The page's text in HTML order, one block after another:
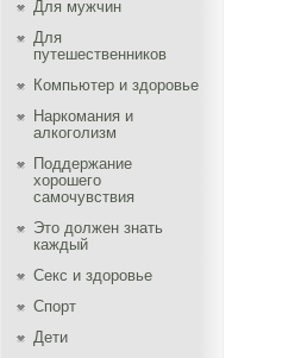
Для мужчин
Для
путешественников
Компьютер и здоровье
Наркомания и
алкоголизм
Поддержание
хорошего
самочувствия
Это должен знать
каждый
Секс и здоровье
Спорт
Дети